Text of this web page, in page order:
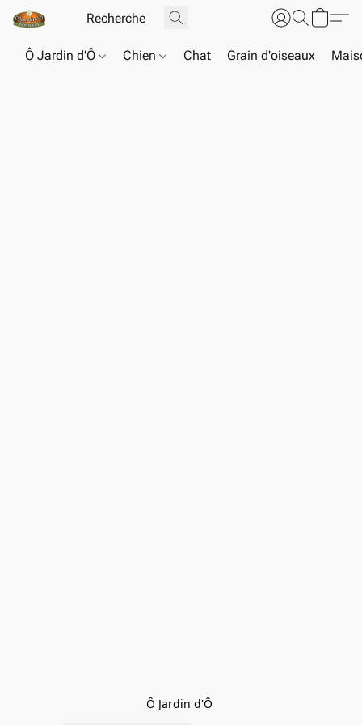
Ô Jardin d'Ô Chien Chat Grain d'oiseaux
Ô Jardin d'Ô